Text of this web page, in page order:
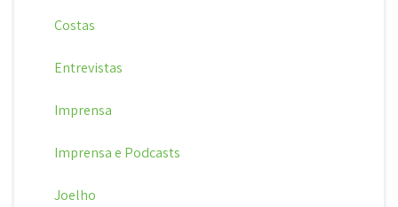
Costas
Entrevistas
Imprensa
Imprensa e Podcasts
Joelho